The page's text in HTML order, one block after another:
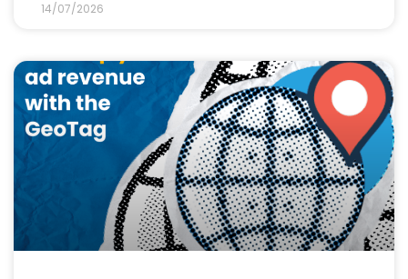
14/07/2026